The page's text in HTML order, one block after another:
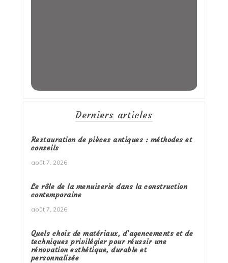
Derniers articles
Restauration de pièces antiques : méthodes et
conseils
août 7, 2026
Le rôle de la menuiserie dans la construction
contemporaine
août 7, 2026
Quels choix de matériaux, d’agencements et de
techniques privilégier pour réussir une
rénovation esthétique, durable et
personnalisée